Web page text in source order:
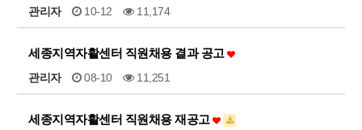
관리자 10-12 11,174
세종지역자활센터 직원채용 결과 공고
관리자 08-10 11,251
세종지역자활센터 직원채용 재공고